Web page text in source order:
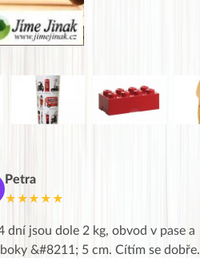
Petra
★★★★★
dní jsou dole 2 kg, obvod v pase a
&#8211; 5 cm. Cítím se dobře.